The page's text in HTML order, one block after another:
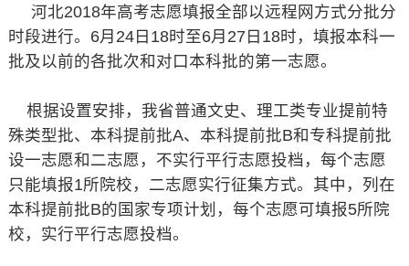
河北2018年高考志愿填报全部以远程网方式分批分
时段进行。6月24日18时至6月27日18时，填报本科一
批及以前的各批次和对口本科批的第一志愿。
根据设置安排，我省普通文史、理工类专业提前特
殊类型批、本科提前批A、本科提前批B和专科提前批
设一志愿和二志愿，不实行平行志愿投档，每个志愿
只能填报1所院校，二志愿实行征集方式。其中，列在
本科提前批B的国家专项计划，每个志愿可填报5所院
校，实行平行志愿投档。